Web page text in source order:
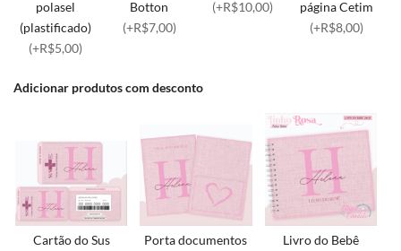
polasel
(plastificado)
(+R$5,00)
Botton
(+R$7,00)
(+R$10,00)
página Cetim
(+R$8,00)
Adicionar produtos com desconto
Cartão do Sus
Porta documentos
Livro do Bebê